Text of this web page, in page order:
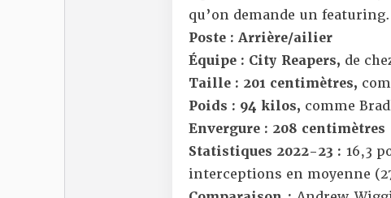
qu’on demande un featuring.
Poste : Arrière/ailier
Équipe : City Reapers, de
Taille : 201 centimètres,
Poids : 94 kilos, comme
Envergure : 208 centimètres
Statistiques 2022-23 : 16,3
interceptions en moyenne